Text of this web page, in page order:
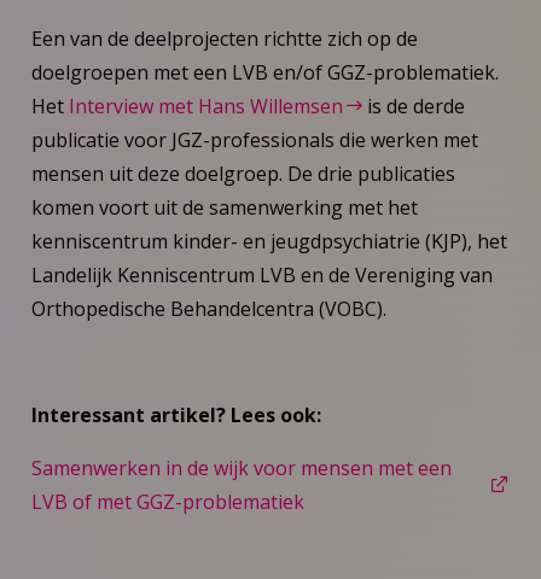
Een van de deelprojecten richtte zich op de
doelgroepen met een LVB en/of GGZ-problematiek.
Het Interview met Hans Willemsen
is de derde
publicatie voor JGZ-professionals die werken met
mensen uit deze doelgroep. De drie publicaties
komen voort uit de samenwerking met het
kenniscentrum kinder- en jeugdpsychiatrie (KJP), het
Landelijk Kenniscentrum LVB en de Vereniging van
Orthopedische Behandelcentra (VOBC).
Interessant artikel? Lees ook:
Samenwerken in de wijk voor mensen met een
LVB of met GGZ-problematiek